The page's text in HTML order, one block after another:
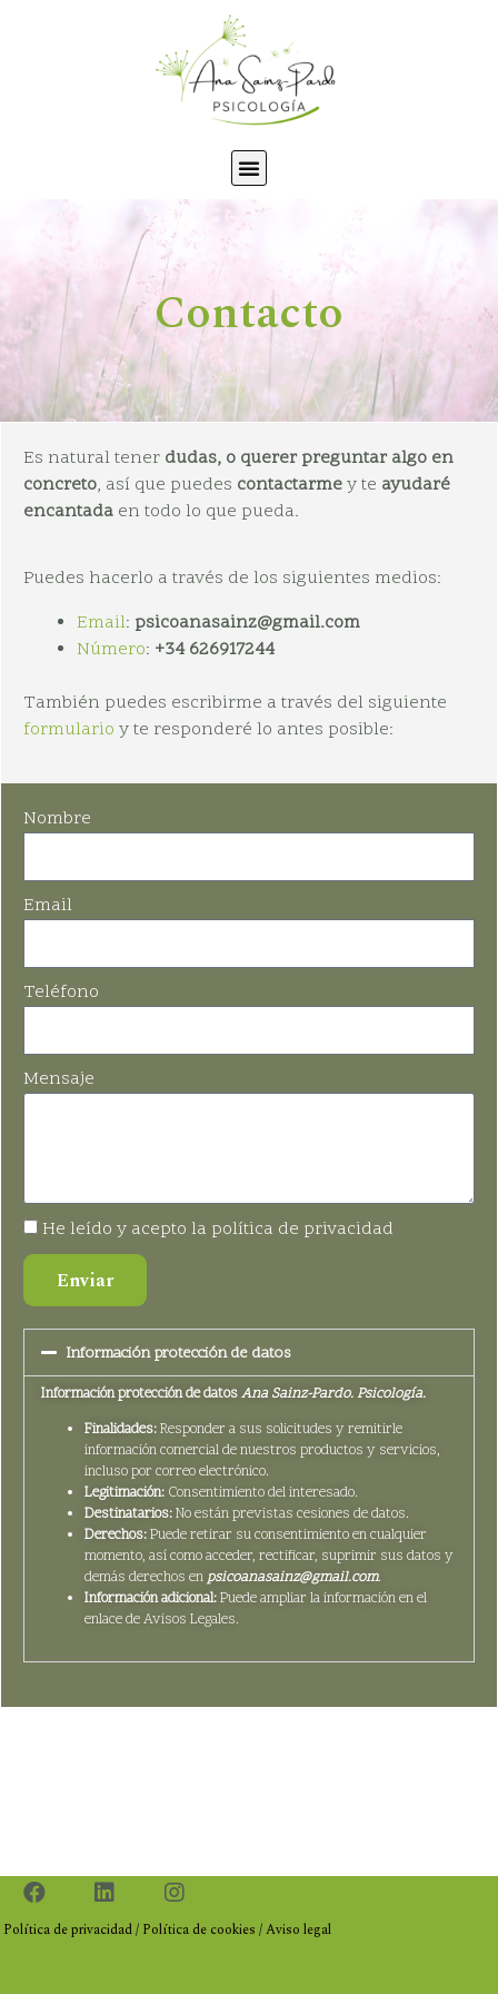
Contacto
Es natural tener dudas, o querer preguntar algo en
concreto, así que puedes contactarmey te ayudaré
encantada en todo lo que pueda.
Puedes hacerlo a través de los siguientes medios:
Email: psicoanasainz@gmail.com
Número: +34 626917244
También puedes escribirme a través del siguiente
formulario y te responderé lo antes posible:
Nombre
Email
Teléfono
Mensaje
He leído y acepto la política de privacidad
Enviar
Información protección de datos
Información protección de datosAna Sainz-Pardo. Psicología.
Finalidades:Responder a sus solicitudes y remitirle
información comercial de nuestros productos y servicios,
incluso por correo electrónico.
Legitimación: Consentimiento del interesado.
Destinatarios:No están previstas cesiones de datos.
Derechos:Puede retirar su consentimiento en cualquier
momento, así como acceder, rectificar, suprimir sus datos y
demás derechos enpsicoanasainz@gmail.com.
Información adicional:Puede ampliar la información en el
enlace de Avisos Legales.
Política de privacidad/ Política de cookies /Aviso legal